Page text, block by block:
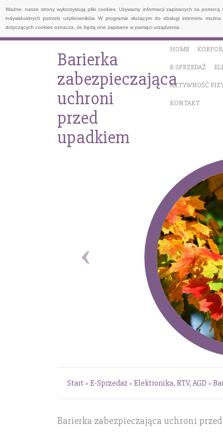
Ważne: nasze strony wykorzystują pliki cookies. Używamy informacji zapisanych za
indywidualnych potrzeb użytkowników. W programie służącym do obsługi internetu
dotyczących cookies oznacza, że będą one zapisane w pamięci urządzenia.
HOME
E-SPRZEDAŻ
AKTYWNOŚĆ
KONTAKT
Barierka
zabezpieczająca
uchroni
przed
upadkiem
Start » E-Sprzedaż » Elektronika, RTV, AGD »
Barierka zabezpieczająca uchroni